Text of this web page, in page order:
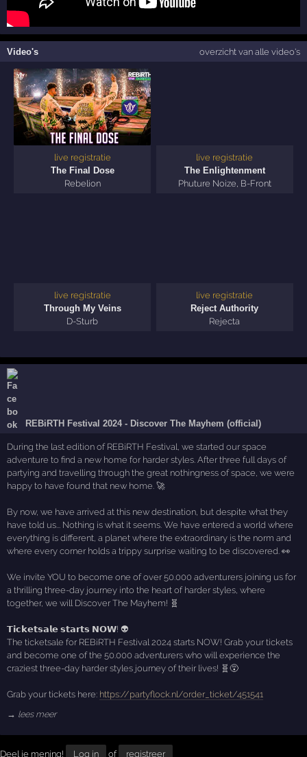
Video's overzicht van alle video's
live registratie
The Final Dose
Rebelion
live registratie
The Enlightenment
Phuture Noize, B-Front
live registratie
Through My Veins
D-Sturb
live registratie
Reject Authority
Rejecta
REBiRTH Festival 2024 - Discover The Mayhem (official)
During the last edition of REBiRTH Festival, we started our space
adventure to find a new home for harder styles. After three full days of
partying and travelling through the great nothingness of space, we were
happy to have found that new home. 🚀
By now, we have arrived at this new destination, but despite what they
have told us... Nothing is what it seems. We have entered a world where
everything is different, a planet where the extraordinary is the norm and
where every corner holds a trippy surprise waiting to be discovered. 👀
We invite YOU to become one of over 50.000 adventurers joining us for
a thrilling three-day journey into the heart of harder styles, where
together, we will Discover The Mayhem! 🧬
𝗧𝗶𝗰𝗸𝗲𝘁𝘀𝗮𝗹𝗲 𝘀𝘁𝗮𝗿𝘁𝘀 𝗡𝗢𝗪! 👽
The ticketsale for REBiRTH Festival 2024 starts NOW! Grab your tickets
and become one of the 50.000 adventurers who will experience the
craziest three-day harder styles journey of their lives! 🧬😵
Grab your tickets here: https://partyflock.nl/order_ticket/451541
→ lees meer
Deel je mening! Log in of registreer